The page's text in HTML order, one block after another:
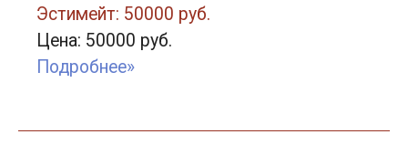
Эстимейт: 50000 руб.
Цена: 50000 руб.
Подробнее»